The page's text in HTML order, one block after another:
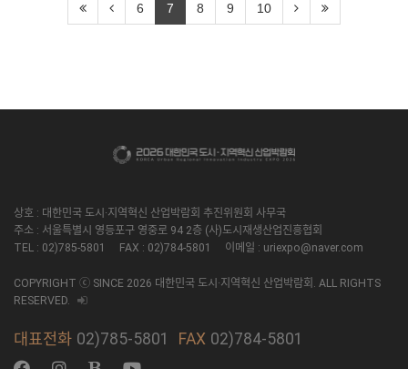
6 7 8 9 10
상호 : 대한민국 도시·지역혁신 산업박람회 추진위원회 사무국
주소 : 서울특별시 영등포구 영중로 94 2층 (사)도시재생산업진흥협회
TEL : 02)785-5801 FAX : 02)784-5801 이메일 : uriexpo@naver.com
COPYRIGHT ⓒ SINCE 2026 대한민국 도시·지역혁신 산업박람회. ALL RIGHTS
RESERVED.
대표전화 02)785-5801 FAX 02)784-5801